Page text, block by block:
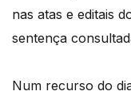
nas atas e editais
sentença
Num recurso do